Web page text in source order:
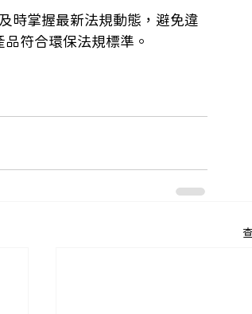
時掌握最新法規動態，避免違
符合環保法規標準。